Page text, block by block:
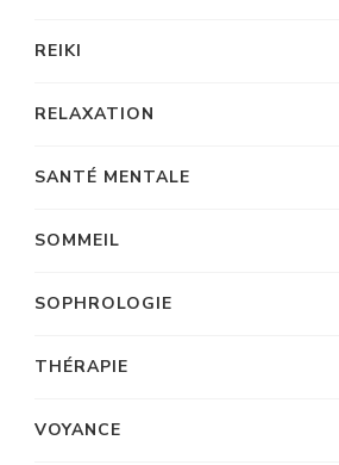
REIKI
RELAXATION
SANTÉ MENTALE
SOMMEIL
SOPHROLOGIE
THÉRAPIE
VOYANCE